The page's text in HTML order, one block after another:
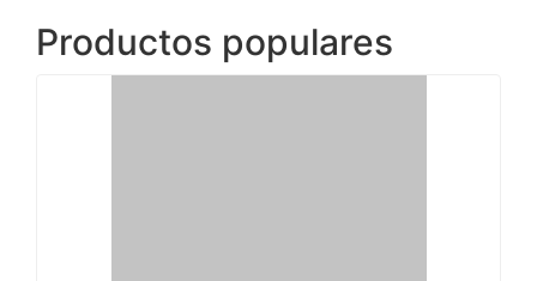
Productos populares